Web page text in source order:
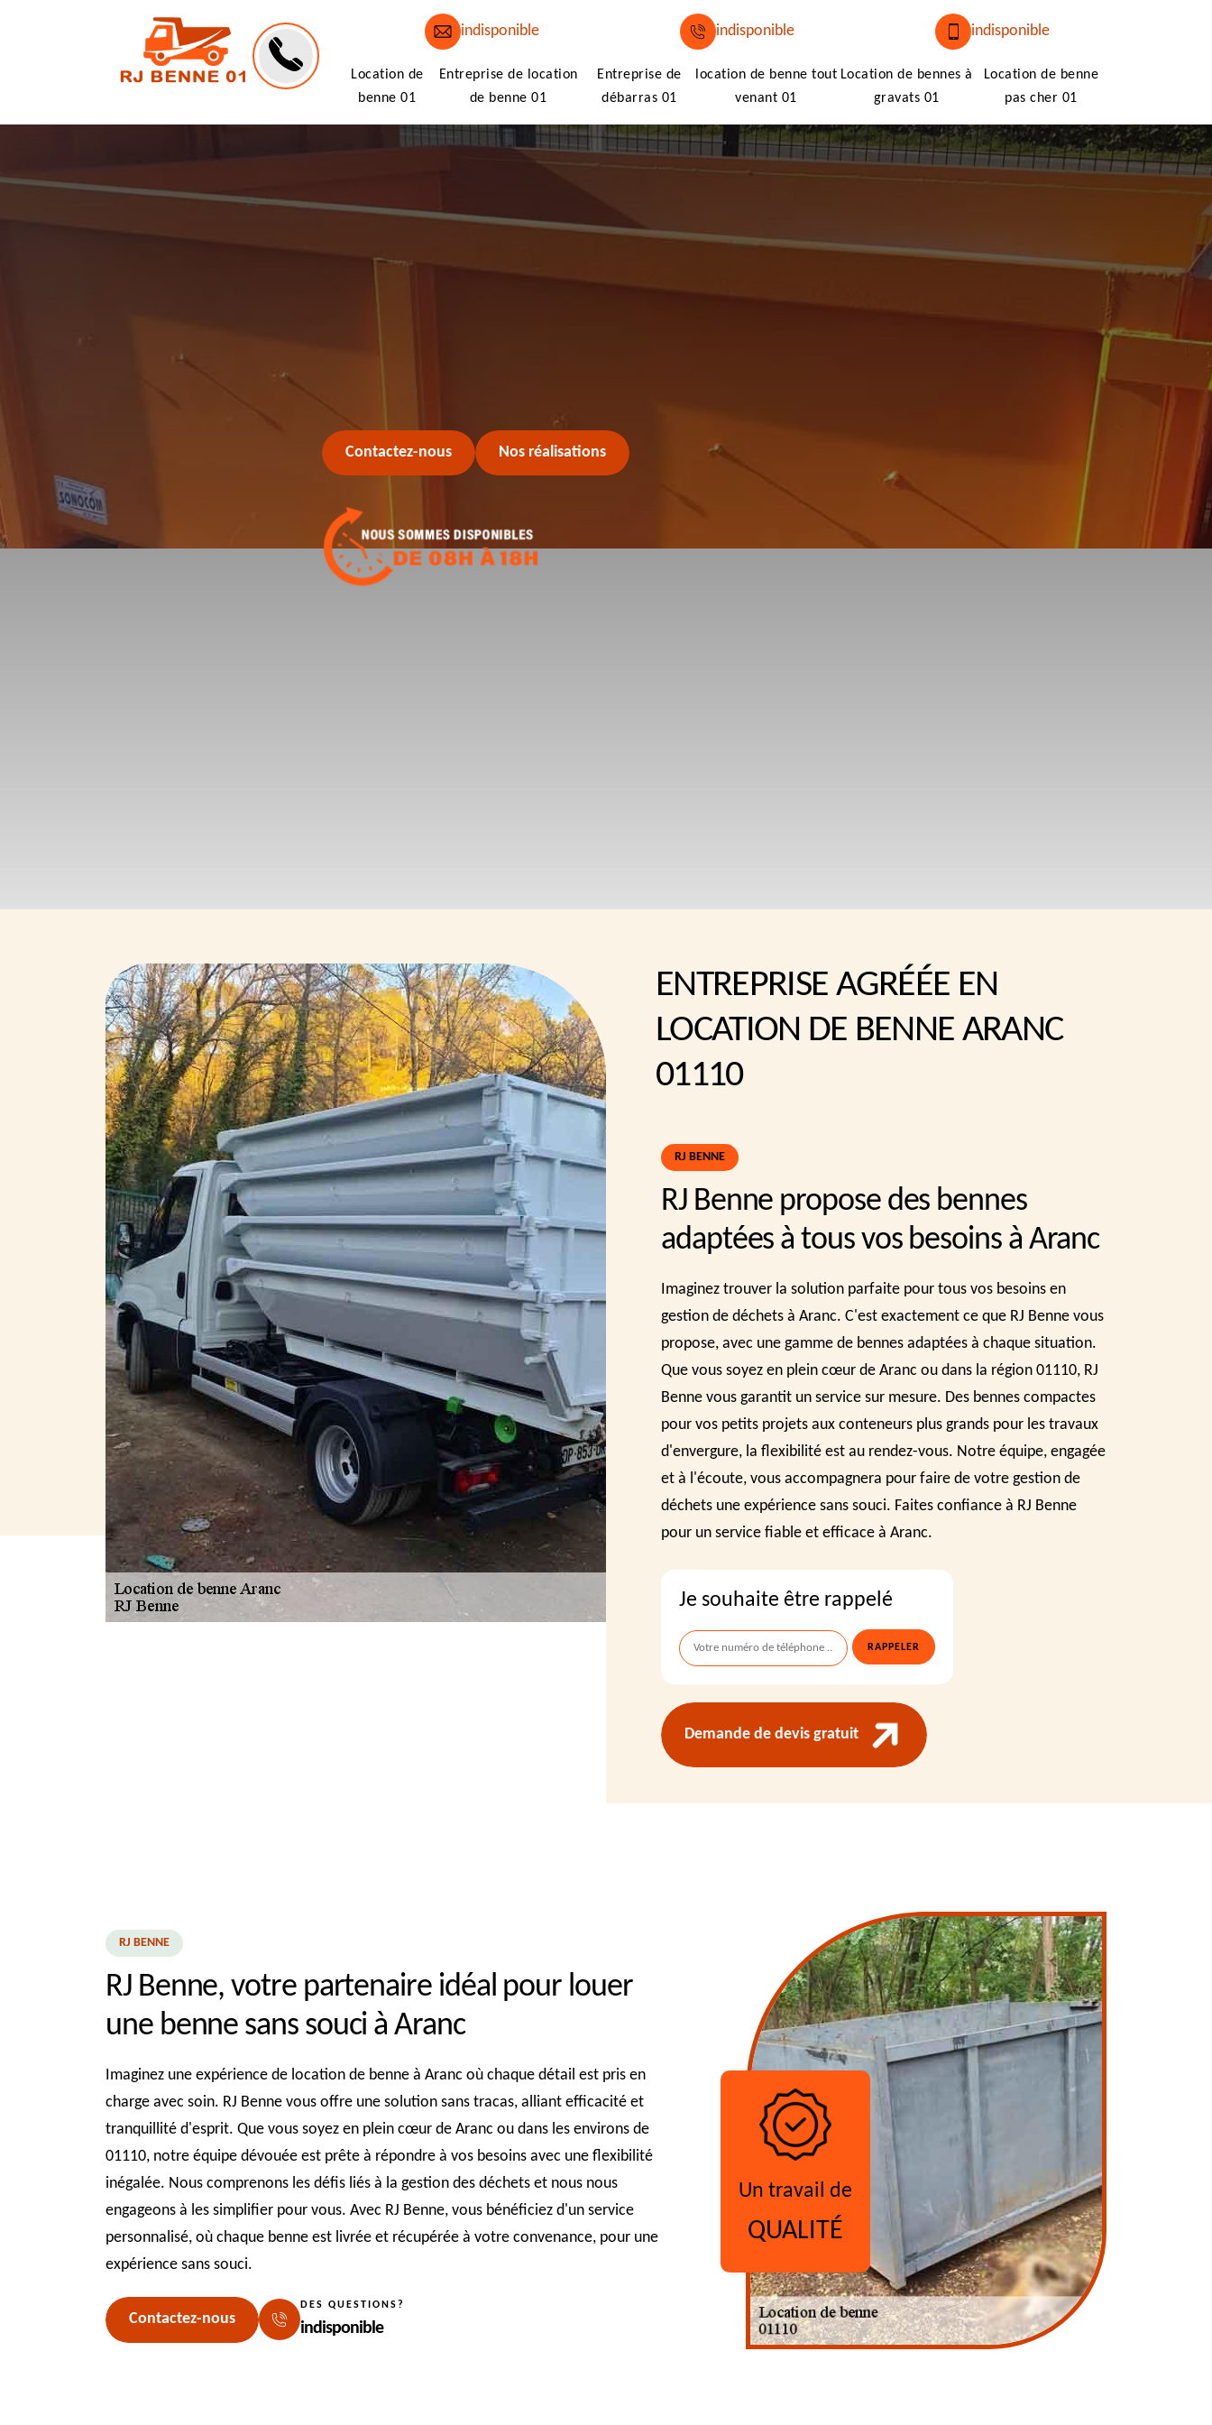
indisponible indisponible indisponible
Location de
benne 01
Entreprise de location
de benne 01
Entreprise de
débarras 01
location de benne tout
venant 01
Location de bennes à
gravats 01
Location de benne
pas cher 01
Contactez-nous Nos réalisations
ENTREPRISE AGRÉÉE EN
LOCATION DE BENNE ARANC
01110
RJ BENNE
RJ Benne propose des bennes
adaptées à tous vos besoins à Aranc
Imaginez trouver la solution parfaite pour tous vos besoins en
gestion de déchets à Aranc. C'est exactement ce que RJ Benne vous
propose, avec une gamme de bennes adaptées à chaque situation.
Que vous soyez en plein cœur de Aranc ou dans la région 01110, RJ
Benne vous garantit un service sur mesure. Des bennes compactes
pour vos petits projets aux conteneurs plus grands pour les travaux
d'envergure, la flexibilité est au rendez-vous. Notre équipe, engagée
et à l'écoute, vous accompagnera pour faire de votre gestion de
déchets une expérience sans souci. Faites confiance à RJ Benne
pour un service fiable et efficace à Aranc.
Je souhaite être rappelé
Demande de devis gratuit
RJ BENNE
RJ Benne, votre partenaire idéal pour louer
une benne sans souci à Aranc
Imaginez une expérience de location de benne à Aranc où chaque détail est pris en
charge avec soin. RJ Benne vous offre une solution sans tracas, alliant efficacité et
tranquillité d'esprit. Que vous soyez en plein cœur de Aranc ou dans les environs de
01110, notre équipe dévouée est prête à répondre à vos besoins avec une flexibilité
inégalée. Nous comprenons les défis liés à la gestion des déchets et nous nous
engageons à les simplifier pour vous. Avec RJ Benne, vous bénéficiez d'un service
personnalisé, où chaque benne est livrée et récupérée à votre convenance, pour une
expérience sans souci.
Contactez-nous
DES QUESTIONS?
indisponible
Un travail de
QUALITÉ